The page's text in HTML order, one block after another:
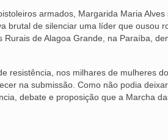
armados, Margarida Maria Alves
brutal de silenciar uma líder que ousou
de Alagoa Grande, na Paraíba,
resistência, nos milhares de mulheres
na submissão. Como não podia
debate e proposição que a Marcha